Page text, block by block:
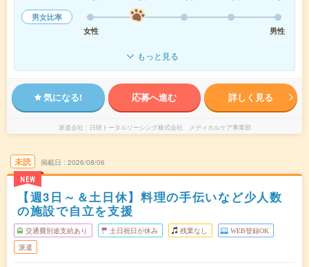
男女比率
女性
男性
もっと見る
気になる! 応募へ進む 詳しく見る
派遣会社 日研トータルソーシング株式会社 メディカルケア事業部
未読
NEW
掲載日 2026/08/06
【週3日～＆土日休】料理の手伝いなど少人数
の施設で自立を支援
交通費別途支給あり 土日祝日が休み 残業なし WEB登録OK
派遣